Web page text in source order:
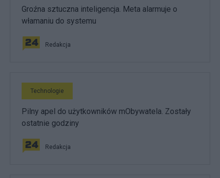
Groźna sztuczna inteligencja. Meta alarmuje o
włamaniu do systemu
Redakcja
Technologie
Pilny apel do użytkowników mObywatela. Zostały
ostatnie godziny
Redakcja